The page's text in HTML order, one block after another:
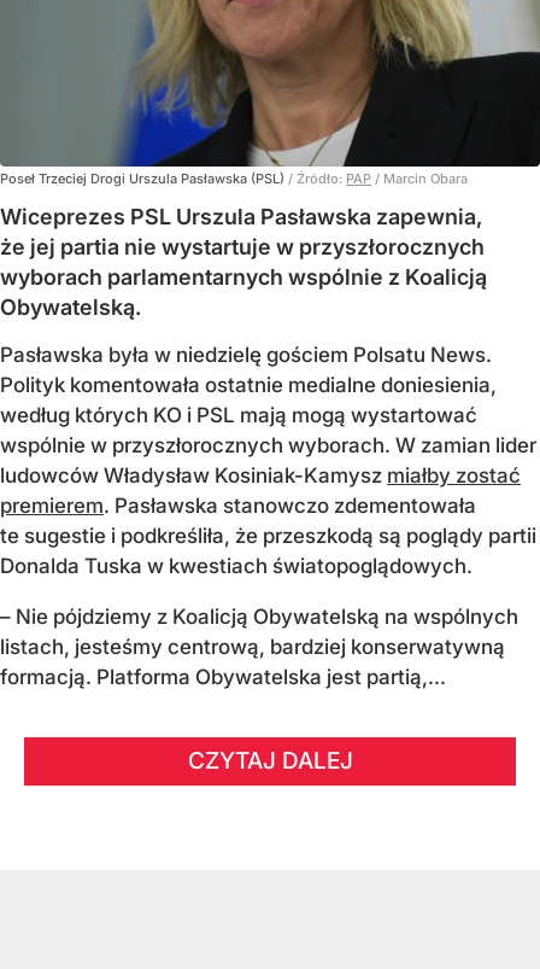
Poseł Trzeciej Drogi Urszula Pasławska (PSL) / Źródło: PAP / Marcin Obara
Wiceprezes PSL Urszula Pasławska zapewnia,
że jej partia nie wystartuje w przyszłorocznych
wyborach parlamentarnych wspólnie z Koalicją
Obywatelską.
Pasławska była w niedzielę gościem Polsatu News.
Polityk komentowała ostatnie medialne doniesienia,
według których KO i PSL mają mogą wystartować
wspólnie w przyszłorocznych wyborach. W zamian lider
ludowców Władysław Kosiniak-Kamysz miałby zostać
premierem. Pasławska stanowczo zdementowała
te sugestie i podkreśliła, że przeszkodą są poglądy partii
Donalda Tuska w kwestiach światopoglądowych.
– Nie pójdziemy z Koalicją Obywatelską na wspólnych
listach, jesteśmy centrową, bardziej konserwatywną
formacją. Platforma Obywatelska jest partią,...
CZYTAJ DALEJ